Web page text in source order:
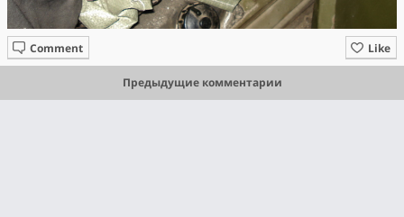
Like
Comment
Предыдущие комментарии